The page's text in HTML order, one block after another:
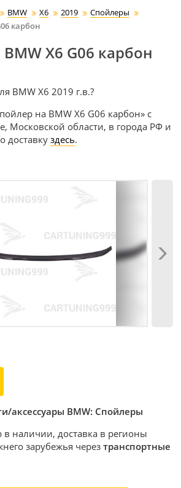
BMW X6 2019
Спойлеры
карбон
X6 G06 карбон
BMW X6 2019 г.в.?
на BMW X6 G06 карбон» с
Московской области, в города РФ и
доставкуздесь.
аксессуары BMW: Спойлеры
в наличии, доставка в регионы
зарубежья черезтранспортные